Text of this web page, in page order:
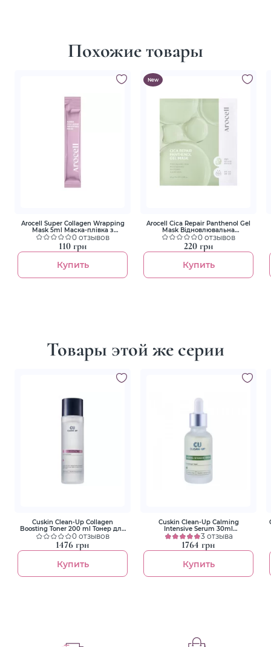
Похожие товары
Arocell Super Collagen Wrapping
Mask 5ml Маска-плівка з
колагеном для зволоження та
ліфтингу
0 отзывов
110 грн
Купить
New
Arocell Cica Repair Panthenol Gel
Mask Відновлювальна
гідрогелева маска з екзосомами
центели та пантенолом
0 отзывов
220 грн
Купить
Товары этой же серии
Cuskin Clean-Up Collagen
Boosting Toner 200 ml Тонер для
улучшения упругости
0 отзывов
1476 грн
Купить
Cuskin Clean-Up Calming
Intensive Serum 30ml
Успокаивающая сыворотка для
лица с витамином К
3 отзыва
1764 грн
Купить